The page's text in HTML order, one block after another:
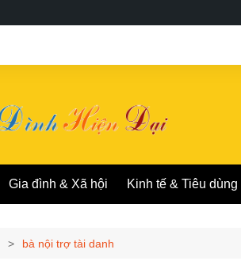
Gia đình & Xã hội Kinh tế & Tiêu dùng
bà nội trợ tài danh